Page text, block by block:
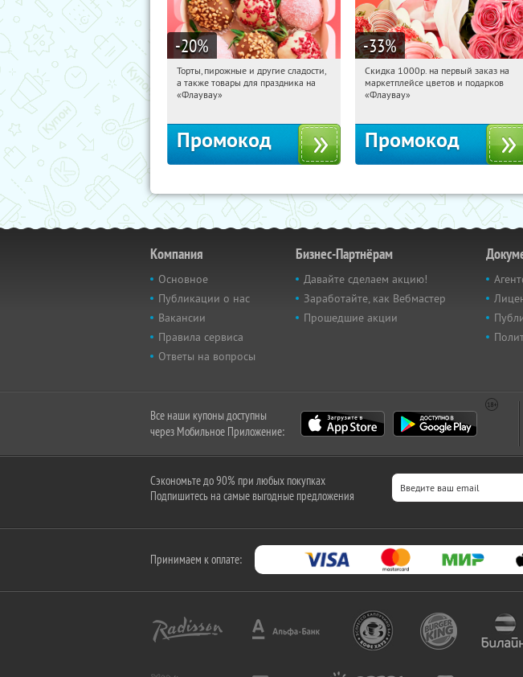
-20%
12:33:56 Получили:
Россия
Торты, пирожные и другие сладости,
а также товары для праздника на
«Флаувау»
Промокод
-33%
12:33:56 Получили:
Россия
Скидка 1000р. на первый заказ на
маркетплейсе цветов и подарков
«Флаувау»
Промокод
Компания
Основное
Публикации о нас
Вакансии
Правила сервиса
Ответы на вопросы
Бизнес-Партнёрам
Давайте сделаем акцию!
Заработайте, как Вебмастер
Прошедшие акции
Все наши купоны доступны
через Мобильное Приложение:
Сэкономьте до 90% при любых покупках
Подпишитесь на самые выгодные предложения
Принимаем к оплате: